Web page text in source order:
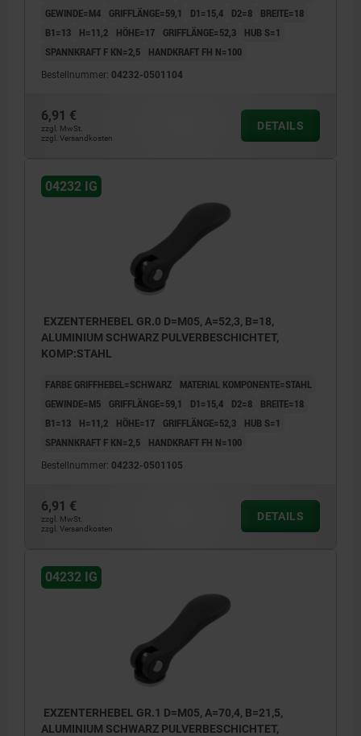
GEWINDE=M4
GRIFFLÄNGE=59,1 D1=15,4 D2=8
BREITE=18
B1=13
H=11,2 HÖHE=17 GRIFFLÄNGE=52,3
HUB S=1
SPANNKRAFT F KN=2,5
HANDKRAFT FH N=100
Bestellnummer: 04232-0501104
6,91 €
zzgl. MwSt.
zzgl. Versandkosten
DETAILS
04232 IG
EXZENTERHEBEL GR.0 D=M05, A=52,3, B=18,
ALUMINIUM SCHWARZ PULVERBESCHICHTET,
KOMP:STAHL
FARBE GRIFFHEBEL=SCHWARZ
MATERIAL KOMPONENTE=STAHL
GEWINDE=M5
GRIFFLÄNGE=59,1 D1=15,4 D2=8
BREITE=18
B1=13
H=11,2 HÖHE=17 GRIFFLÄNGE=52,3
HUB S=1
SPANNKRAFT F KN=2,5
HANDKRAFT FH N=100
Bestellnummer: 04232-0501105
6,91 €
zzgl. MwSt.
zzgl. Versandkosten
DETAILS
04232 IG
EXZENTERHEBEL GR.1 D=M05, A=70,4, B=21,5,
ALUMINIUM SCHWARZ PULVERBESCHICHTET,